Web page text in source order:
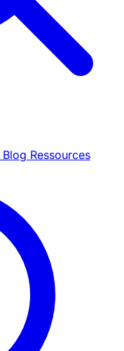
Blog Ressources